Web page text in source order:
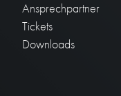
Ansprechpartner
Tickets
Downloads